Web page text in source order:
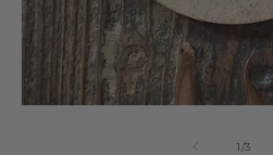
1/de
3